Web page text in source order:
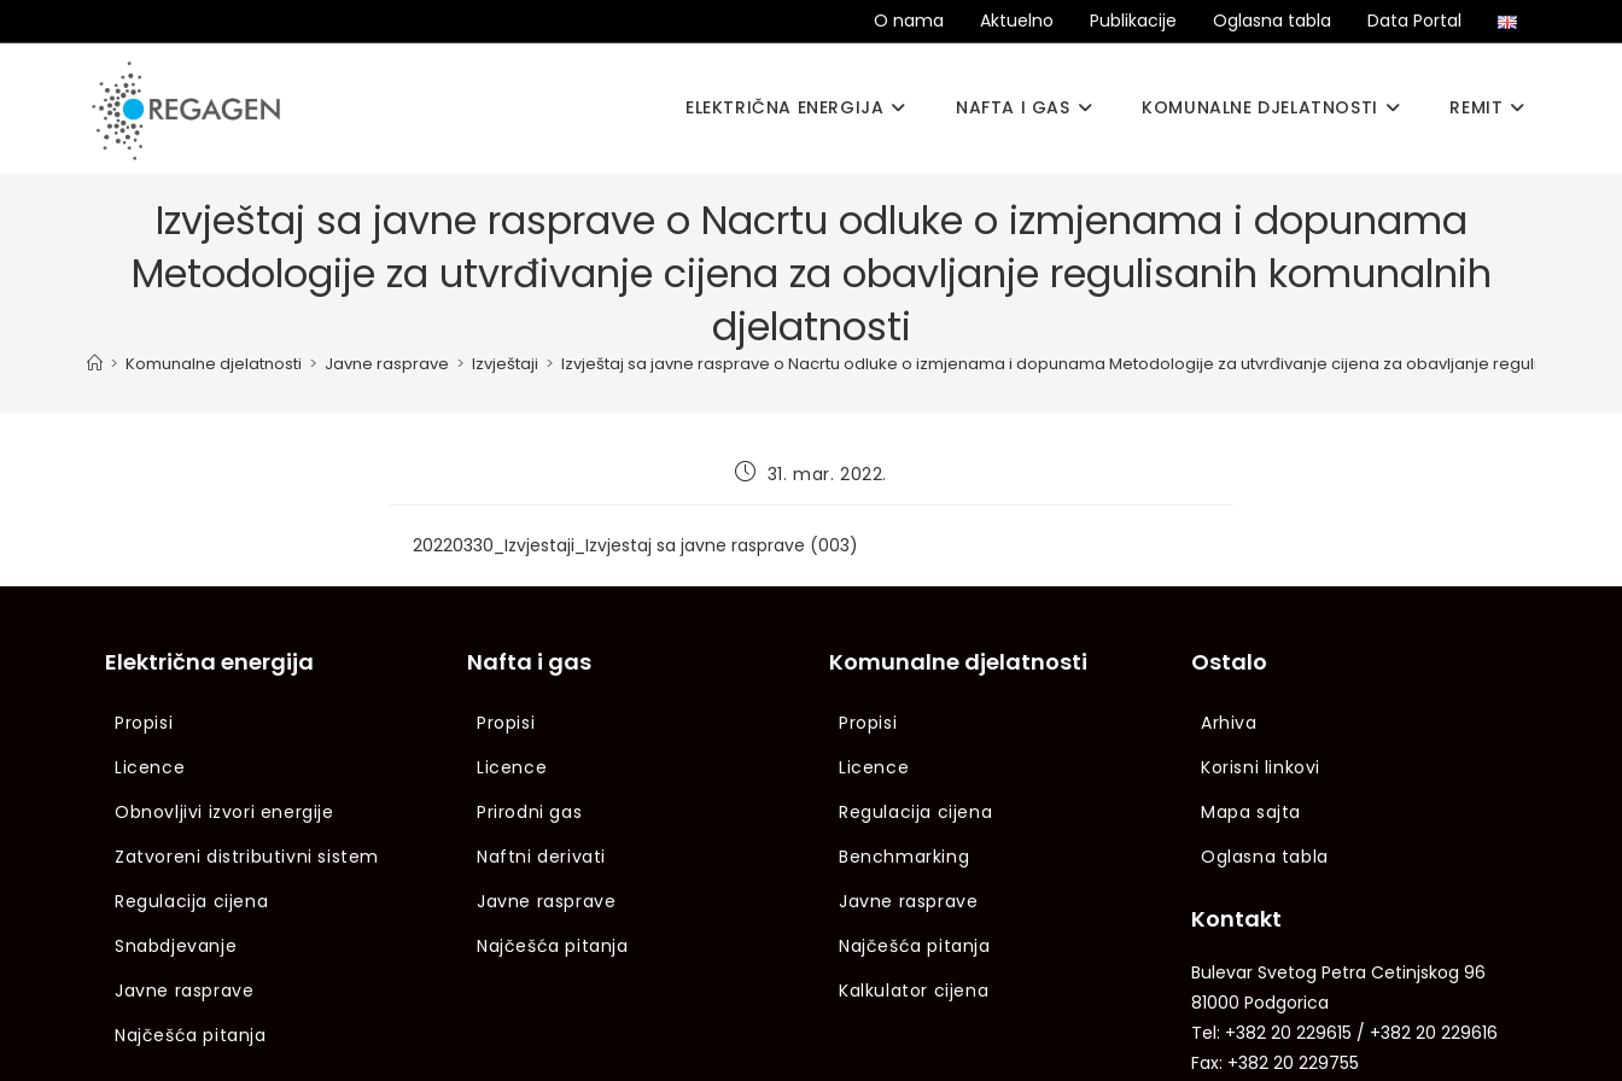
to
O nama Aktuelno Publikacije Oglasna tabla Data Portal
ELEKTRIČNA ENERGIJA NAFTA I GAS KOMUNALNE DJELATNOSTI REMIT
Izvještaj sa javne rasprave o Nacrtu odluke o izmjenama i dopunama
Metodologije za utvrđivanje cijena za obavljanje regulisanih komunalnih
djelatnosti
> Komunalne djelatnosti > Javne rasprave > Izvještaji > Izvještaj sa javne rasprave o Nacrtu odluke o izmjenama i dopunama Metodologije za utvrđivanje cijena za obavljanje regulisanih
Post31. mar. 2022.
20220330_Izvjestaji_Izvjestaj sa javne rasprave (003)
Električna energija
Propisi
Licence
Obnovljivi izvori energije
Zatvoreni distributivni sistem
Regulacija cijena
Snabdjevanje
Javne rasprave
Najčešća pitanja
Nafta i gas
Propisi
Licence
Prirodni gas
Naftni derivati
Javne rasprave
Najčešća pitanja
Komunalne djelatnosti
Propisi
Licence
Regulacija cijena
Benchmarking
Javne rasprave
Najčešća pitanja
Kalkulator cijena
Ostalo
Arhiva
Korisni linkovi
Mapa sajta
Oglasna tabla
Kontakt
Bulevar Svetog Petra Cetinjskog 96
81000 Podgorica
Tel: +382 20 229615 / +382 20 229616
Fax: +382 20 229755